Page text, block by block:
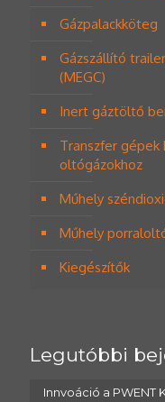
Gázpalackköteg
Gázszállító
(MEGC)
Inert gáztöltő
Transzfer gépek
oltógázokhoz
Műhely
Műhely
Kiegészítők
Legutóbbi
Innvoáció a PWENT